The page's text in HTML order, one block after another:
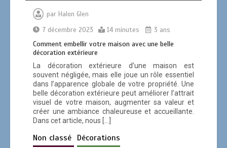
par Halon Glen
7 décembre 2023
14 minutes 3 ans
Comment embellir votre maison avec une belle
décoration extérieure
La décoration extérieure d’une maison est
souvent négligée, mais elle joue un rôle essentiel
dans l’apparence globale de votre propriété. Une
belle décoration extérieure peut améliorer l’attrait
visuel de votre maison, augmenter sa valeur et
créer une ambiance chaleureuse et accueillante.
Dans cet article, nous […]
Non classé Décorations